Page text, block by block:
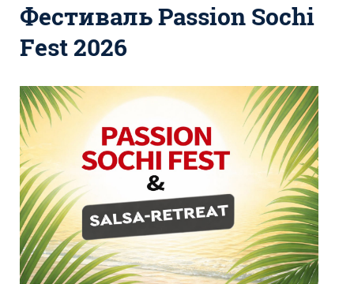
Фестиваль Passion Sochi
Fest 2026